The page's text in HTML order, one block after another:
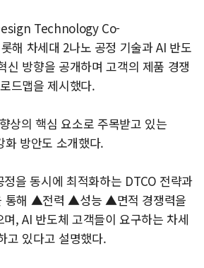
Technology Co-
차세대 2나노 공정 기술과 AI 반도
신 방향을 공개하며 고객의 제품 경쟁
드맵을 제시했다.
상의 핵심 요소로 주목받고 있는
화 방안도 소개했다.
을 동시에 최적화하는 DTCO 전략과
통해 ▲전력 ▲성능 ▲면적 경쟁력을
, AI 반도체 고객들이 요구하는 차세
고 있다고 설명했다.